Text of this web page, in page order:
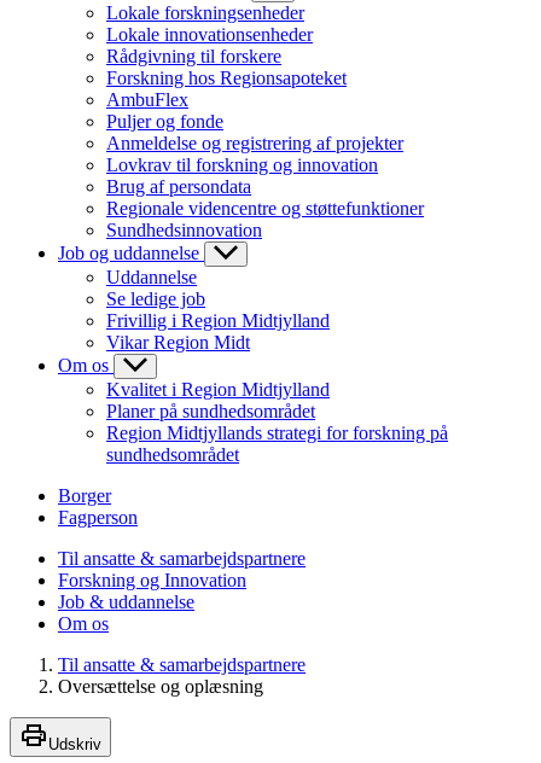
Lokale forskningsenheder
Lokale innovationsenheder
Rådgivning til forskere
Forskning hos Regionsapoteket
AmbuFlex
Puljer og fonde
Anmeldelse og registrering af projekter
Lovkrav til forskning og innovation
Brug af persondata
Regionale videncentre og støttefunktioner
Sundhedsinnovation
Job og uddannelse
Uddannelse
Se ledige job
Frivillig i Region Midtjylland
Vikar Region Midt
Om os
Kvalitet i Region Midtjylland
Planer på sundhedsområdet
Region Midtjyllands strategi for forskning på
sundhedsområdet
Borger
Fagperson
Til ansatte & samarbejdspartnere
Forskning og Innovation
Job & uddannelse
Om os
Til ansatte & samarbejdspartnere
Oversættelse og oplæsning
Udskriv